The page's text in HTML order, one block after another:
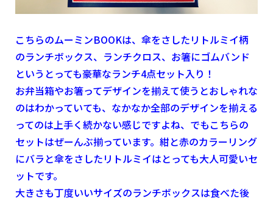
こちらのムーミンBOOKは、傘をさしたリトルミイ柄
のランチボックス、ランチクロス、お箸にゴムバンド
というとっても豪華なランチ4点セット入り！
お弁当箱やお箸ってデザインを揃えて使うとおしゃれな
のはわかっていても、なかなか全部のデザインを揃える
ってのは上手く続かない感じですよね、でもこちらの
セットはぜーんぶ揃っています。紺と赤のカラーリング
にバラと傘をさしたリトルミイはとっても大人可愛いセ
ットです。
大きさも丁度いいサイズのランチボックスは食べた後